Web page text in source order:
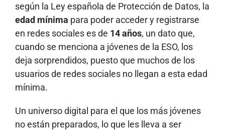
según la Ley española de Protección de Datos, la
edad mínima para poder acceder y registrarse
en redes sociales es de 14 años, un dato que,
cuando se menciona a jóvenes de la ESO, los
deja sorprendidos, puesto que muchos de los
usuarios de redes sociales no llegan a esta edad
mínima.
Un universo digital para el que los más jóvenes
no están preparados, lo que les lleva a ser